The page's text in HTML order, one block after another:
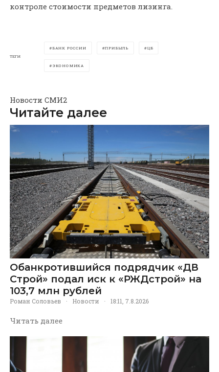
контроле стоимости предметов лизинга.
ТЕГИ
БАНК РОССИИ ПРИБЫЛЬ ЦБ
ЭКОНОМИКА
Новости СМИ2
Читайте далее
Обанкротившийся подрядчик «ДВ
Строй» подал иск к «РЖДстрой» на
103,7 млн рублей
Роман Соловьев · Новости · 18:11, 7.8.2026
Читать далее